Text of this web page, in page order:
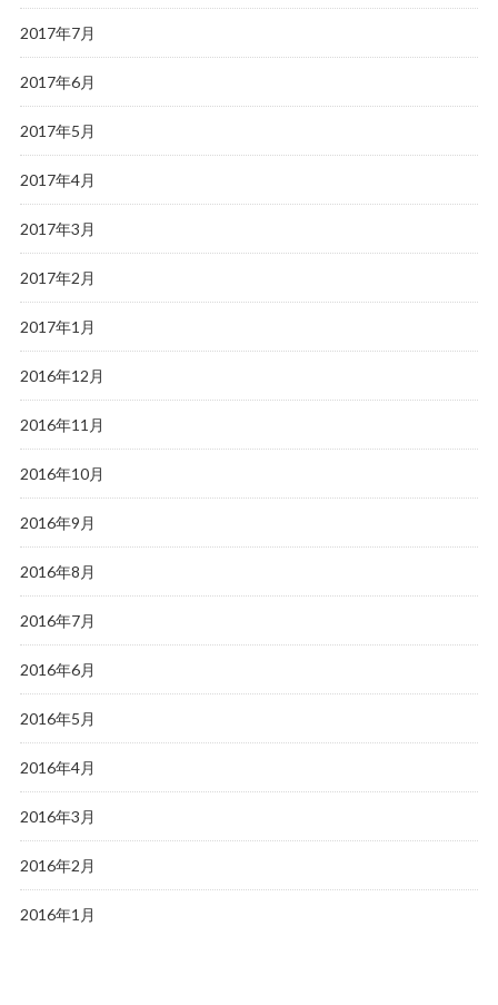
2017年7月
2017年6月
2017年5月
2017年4月
2017年3月
2017年2月
2017年1月
2016年12月
2016年11月
2016年10月
2016年9月
2016年8月
2016年7月
2016年6月
2016年5月
2016年4月
2016年3月
2016年2月
2016年1月